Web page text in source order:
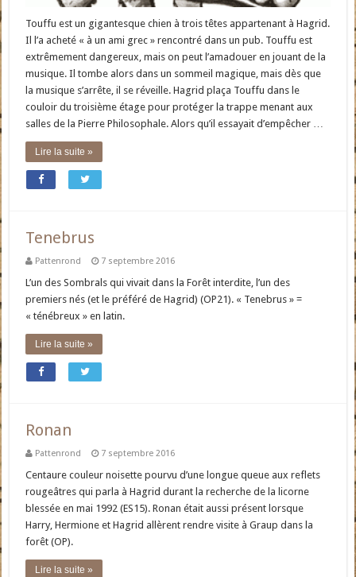
Touffu est un gigantesque chien à trois têtes appartenant à Hagrid.
Il l’a acheté « à un ami grec » rencontré dans un pub. Touffu est
extrêmement dangereux, mais on peut l’amadouer en jouant de la
musique. Il tombe alors dans un sommeil magique, mais dès que
la musique s’arrête, il se réveille. Hagrid plaça Touffu dans le
couloir du troisième étage pour protéger la trappe menant aux
salles de la Pierre Philosophale. Alors qu’il essayait d’empêcher …
Lire la suite »
Tenebrus
Pattenrond 7 septembre 2016
L’un des Sombrals qui vivait dans la Forêt interdite, l’un des
premiers nés (et le préféré de Hagrid) (OP21). « Tenebrus » =
« ténébreux » en latin.
Lire la suite »
Ronan
Pattenrond 7 septembre 2016
Centaure couleur noisette pourvu d’une longue queue aux reflets
rougeâtres qui parla à Hagrid durant la recherche de la licorne
blessée en mai 1992 (ES15). Ronan était aussi présent lorsque
Harry, Hermione et Hagrid allèrent rendre visite à Graup dans la
forêt (OP).
Lire la suite »